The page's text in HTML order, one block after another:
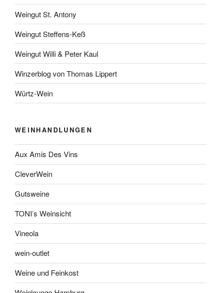
Weingut St. Antony
Weingut Steffens-Keß
Weingut Willi & Peter Kaul
Winzerblog von Thomas Lippert
Würtz-Wein
WEINHANDLUNGEN
Aux Amis Des Vins
CleverWein
Gutsweine
TONI’s Weinsicht
Vineola
wein-outlet
Weine und Feinkost